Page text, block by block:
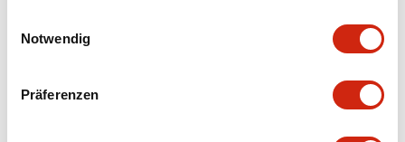
Notwendig
Präferenzen